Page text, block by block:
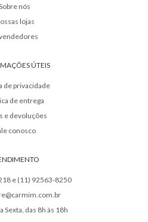
nós
lojas
ÚTEIS
de privacidade
de entrega
e devoluções
conosco
e (11) 92563-8250
Sexta, das 8h às 18h